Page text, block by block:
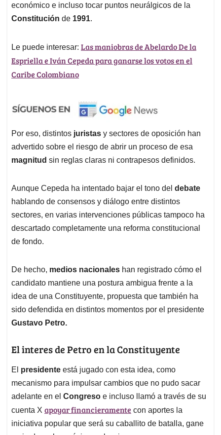
económico e incluso tocar puntos neurálgicos de la
Constitución de 1991.
Le puede interesar: Las maniobras de Abelardo De la
Espriella e Iván Cepeda para ganarse los votos en el
Caribe Colombiano
Por eso, distintos juristas y sectores de oposición han
advertido sobre el riesgo de abrir un proceso de esa
magnitud sin reglas claras ni contrapesos definidos.
Aunque Cepeda ha intentado bajar el tono del debate
hablando de consensos y diálogo entre distintos
sectores, en varias intervenciones públicas tampoco ha
descartado completamente una reforma constitucional
de fondo.
De hecho, medios nacionales han registrado cómo el
candidato mantiene una postura ambigua frente a la
idea de una Constituyente, propuesta que también ha
sido defendida en distintos momentos por el presidente
Gustavo Petro.
El interes de Petro en la Constituyente
El presidente está jugado con esta idea, como
mecanismo para impulsar cambios que no pudo sacar
adelante en el Congreso e incluso llamó a través de su
cuenta X apoyar financieramente con aportes la
iniciativa popular que será su caballito de batalla, gane